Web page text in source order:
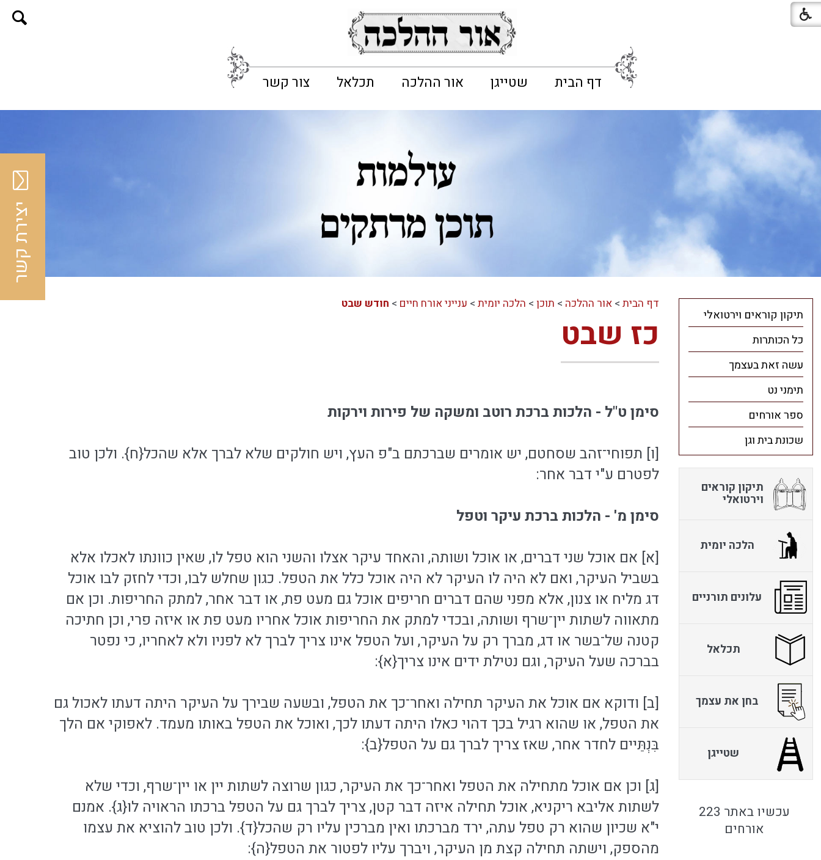
דף הבית שטייגן אור ההלכה תכלאל צור קשר
דף הבית> אור ההלכה > תוכן> הלכה יומית> ענייני אורח חיים > חודש שבט
כז שבט
סימן ט"ל - הלכות ברכת רוטב ומשקה של פירות וירקות
[ו] תפוחי־זהב שסחטם, יש אומרים שברכתם ב"פ העץ, ויש חולקים שלא לברך אלא שהכל{ח}. ולכן טוב
לפטרם ע"י דבר אחר:
סימן מ' - הלכות ברכת עיקר וטפל
[א] אם אוכל שני דברים, או אוכל ושותה, והאחד עיקר אצלו והשני הוא טפל לו, שאין כוונתו לאכלו אלא
בשביל העיקר, ואם לא היה לו העיקר לא היה אוכל כלל את הטפל. כגון שחלש לבו, וכדי לחזק לבו אוכל
דג מליח או צנון, אלא מפני שהם דברים חריפים אוכל גם מעט פת, או דבר אחר, למתק החריפות. וכן אם
מתאווה לשתות יין־שרף ושותה, ובכדי למתק את החריפות אוכל אחריו מעט פת או איזה פרי, וכן חתיכה
קטנה של־בשר או דג, מברך רק על העיקר, ועל הטפל אינו צריך לברך לא לפניו ולא לאחריו, כי נפטר
בברכה שעל העיקר, וגם נטילת ידים אינו צריך{א}:
[ב] ודוקא אם אוכל את העיקר תחילה ואחר־כך את הטפל, ובשעה שבירך על העיקר היתה דעתו לאכול גם
את הטפל, או שהוא רגיל בכך דהוי כאלו היתה דעתו לכך, ואוכל את הטפל באותו מעמד. לאפוקי אם הלך
בִּנְתַּיים לחדר אחר, שאז צריך לברך גם על הטפל{ב}:
[ג] וכן אם אוכל מתחילה את הטפל ואחר־כך את העיקר, כגון שרוצה לשתות יין או יין־שרף, וכדי שלא
לשתות אליבא ריקניא, אוכל תחילה איזה דבר קטן, צריך לברך גם על הטפל ברכתו הראויה לו{ג}. אמנם
י"א שכיון שהוא רק טפל עתה, ירד מברכתו ואין מברכין עליו רק שהכל{ד}. ולכן טוב להוציא את עצמו
מהספק, וישתה תחילה קצת מן העיקר, ויברך עליו לפטור את הטפל{ה}:
תיקון קוראים וירטואלי
כל הכותרות
עשה זאת בעצמך
תימני נט
ספר אורחים
שכונת בית וגן
תיקון קוראים
וירטואלי
הלכה יומית
עלונים תורניים
תכלאל
בחן את עצמך
שטייגן
עכשיו באתר 223
אורחים
יצירת קשר